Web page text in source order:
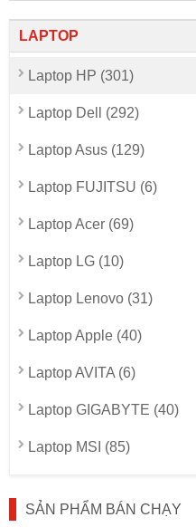
LAPTOP
Laptop HP (301)
Laptop Dell (292)
Laptop Asus (129)
Laptop FUJITSU (6)
Laptop Acer (69)
Laptop LG (10)
Laptop Lenovo (31)
Laptop Apple (40)
Laptop AVITA (6)
Laptop GIGABYTE (40)
Laptop MSI (85)
SẢN PHẨM BÁN CHẠY